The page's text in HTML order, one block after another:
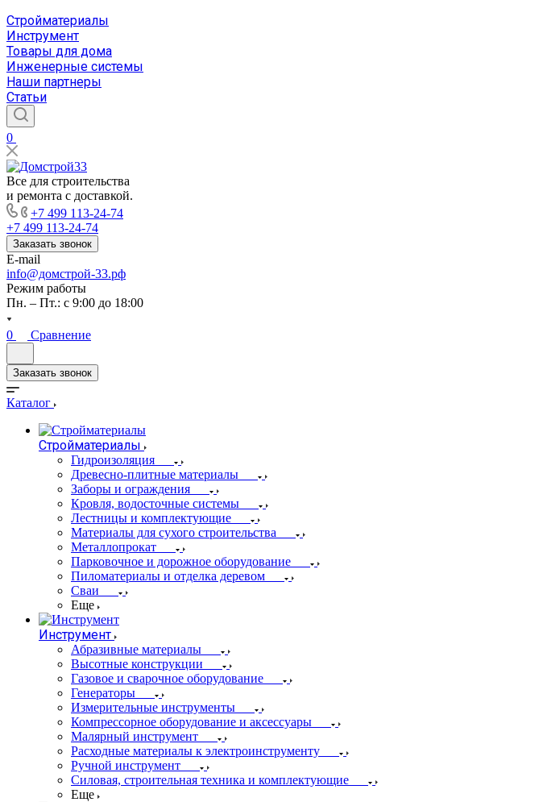
Стройматериалы
Инструмент
Товары для дома
Инженерные системы
Наши партнеры
Статьи
0
Все для строительства
и ремонта с доставкой.
+7 499 113-24-74
+7 499 113-24-74
Заказать звонок
E-mail
info@домстрой-33.рф
Режим работы
Пн. – Пт.: с 9:00 до 18:00
0 Сравнение
Заказать звонок
Каталог
Стройматериалы
Гидроизоляция
Древесно-плитные материалы
Заборы и ограждения
Кровля, водосточные системы
Лестницы и комплектующие
Материалы для сухого строительства
Металлопрокат
Парковочное и дорожное оборудование
Пиломатериалы и отделка деревом
Сваи
Еще
Инструмент
Абразивные материалы
Высотные конструкции
Газовое и сварочное оборудование
Генераторы
Измерительные инструменты
Компрессорное оборудование и аксессуары
Малярный инструмент
Расходные материалы к электроинструменту
Ручной инструмент
Силовая, строительная техника и комплектующие
Еще